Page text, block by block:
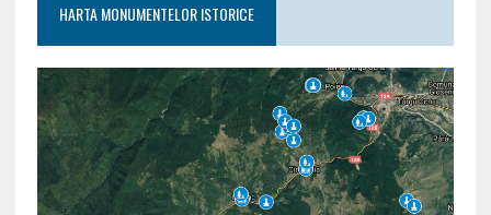
HARTA MONUMENTELOR ISTORICE